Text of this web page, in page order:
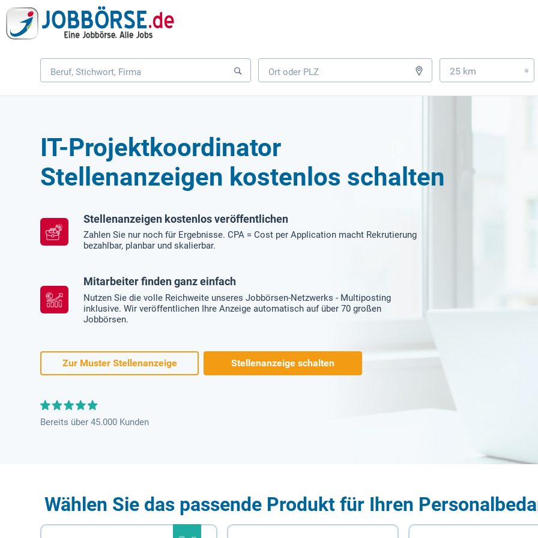
25 km »
IT-Projektkoordinator
Stellenanzeigen kostenlos schalten
Stellenanzeigen kostenlos veröffentlichen
Zahlen Sie nur noch für Ergebnisse. CPA = Cost per Application macht Rekrutierung
bezahlbar, planbar und skalierbar.
Mitarbeiter finden ganz einfach
Nutzen Sie die volle Reichweite unseres Jobbörsen-Netzwerks - Multiposting
inklusive. Wir veröffentlichen Ihre Anzeige automatisch auf über 70 großen
Jobbörsen.
Zur Muster Stellenanzeige Stellenanzeige schalten
Bereits über 45.000 Kunden
Wählen Sie das passende Produkt für Ihren